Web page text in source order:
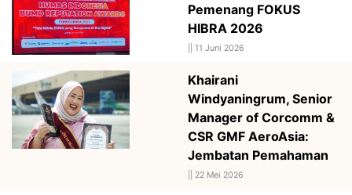
Pemenang FOKUS
HIBRA 2026
11 Juni 2026
Khairani
Windyaningrum, Senior
Manager of Corcomm &
CSR GMF AeroAsia:
Jembatan Pemahaman
22 Mei 2026